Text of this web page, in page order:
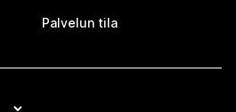
Palvelun tila